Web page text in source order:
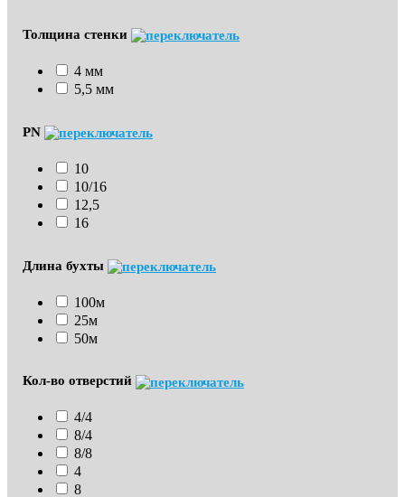
Толщина стенки
4 мм
5,5 мм
PN
10
10/16
12,5
16
Длина бухты
100м
25м
50м
Кол-во отверстий
4/4
8/4
8/8
4
8